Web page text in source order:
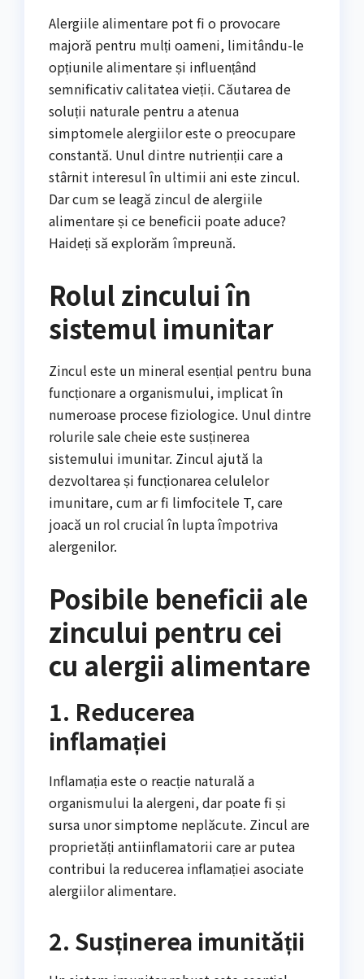
Alergiile alimentare pot fi o provocare
majoră pentru mulți oameni, limitându-le
opțiunile alimentare și influențând
semnificativ calitatea vieții. Căutarea de
soluții naturale pentru a atenua
simptomele alergiilor este o preocupare
constantă. Unul dintre nutrienții care a
stârnit interesul în ultimii ani este zincul.
Dar cum se leagă zincul de alergiile
alimentare și ce beneficii poate aduce?
Haideți să explorăm împreună.
Rolul zincului în
sistemul imunitar
Zincul este un mineral esențial pentru buna
funcționare a organismului, implicat în
numeroase procese fiziologice. Unul dintre
rolurile sale cheie este susținerea
sistemului imunitar. Zincul ajută la
dezvoltarea și funcționarea celulelor
imunitare, cum ar fi limfocitele T, care
joacă un rol crucial în lupta împotriva
alergenilor.
Posibile beneficii ale
zincului pentru cei
cu alergii alimentare
1. Reducerea
inflamației
Inflamația este o reacție naturală a
organismului la alergeni, dar poate fi și
sursa unor simptome neplăcute. Zincul are
proprietăți antiinflamatorii care ar putea
contribui la reducerea inflamației asociate
alergiilor alimentare.
2. Susținerea imunității